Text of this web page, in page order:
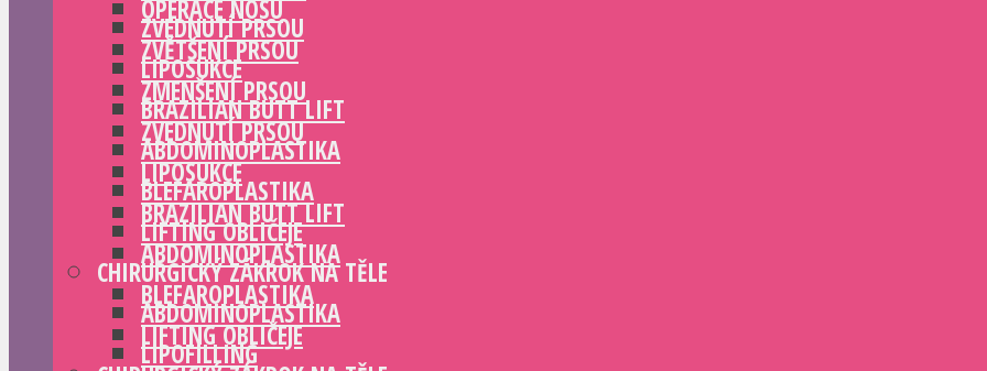
ZVEDNUTÍ PRSOU
LIPOSUKCE
BRAZILIAN BUTT LIFT
ABDOMINOPLASTIKA
BLEFAROPLASTIKA
LIFTING OBLIČEJE
CHIRURGICKÝ ZÁKROK NA TĚLE
ABDOMINOPLASTIKA
LIPOFILLING
OPERACE NOSU
ZVĚTŠENÍ PRSOU
ZMENŠENÍ PRSOU
ZVEDNUTÍ PRSOU
LIPOSUKCE
BRAZILIAN BUTT LIFT
ABDOMINOPLASTIKA
BLEFAROPLASTIKA
LIFTING OBLIČEJE